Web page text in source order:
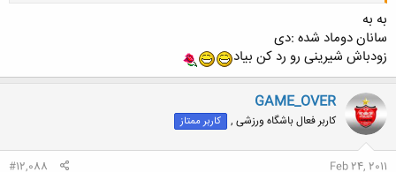
حالا برعکس
به به
سانان دوماد شده :دی
زودباش شیرینی رو رد کن بیاد
GAME_OVER
کاربر فعال باشگاه ورزشی , کاربر ممتاز
Feb 24, 2011
#12,088